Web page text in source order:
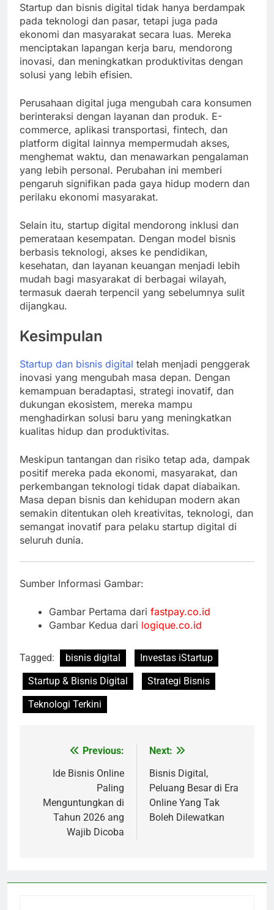
Startup dan bisnis digital tidak hanya berdampak
pada teknologi dan pasar, tetapi juga pada
ekonomi dan masyarakat secara luas. Mereka
menciptakan lapangan kerja baru, mendorong
inovasi, dan meningkatkan produktivitas dengan
solusi yang lebih efisien.
Perusahaan digital juga mengubah cara konsumen
berinteraksi dengan layanan dan produk. E-
commerce, aplikasi transportasi, fintech, dan
platform digital lainnya mempermudah akses,
menghemat waktu, dan menawarkan pengalaman
yang lebih personal. Perubahan ini memberi
pengaruh signifikan pada gaya hidup modern dan
perilaku ekonomi masyarakat.
Selain itu, startup digital mendorong inklusi dan
pemerataan kesempatan. Dengan model bisnis
berbasis teknologi, akses ke pendidikan,
kesehatan, dan layanan keuangan menjadi lebih
mudah bagi masyarakat di berbagai wilayah,
termasuk daerah terpencil yang sebelumnya sulit
dijangkau.
Kesimpulan
Startup dan bisnis digital telah menjadi penggerak
inovasi yang mengubah masa depan. Dengan
kemampuan beradaptasi, strategi inovatif, dan
dukungan ekosistem, mereka mampu
menghadirkan solusi baru yang meningkatkan
kualitas hidup dan produktivitas.
Meskipun tantangan dan risiko tetap ada, dampak
positif mereka pada ekonomi, masyarakat, dan
perkembangan teknologi tidak dapat diabaikan.
Masa depan bisnis dan kehidupan modern akan
semakin ditentukan oleh kreativitas, teknologi, dan
semangat inovatif para pelaku startup digital di
seluruh dunia.
Sumber Informasi Gambar:
Gambar Pertama dari fastpay.co.id
Gambar Kedua dari logique.co.id
Tagged: bisnis digital
Investas iStartup
Startup & Bisnis Digital
Strategi Bisnis
Teknologi Terkini
navigation
Previous:
Ide Bisnis Online
Paling
Menguntungkan di
Tahun 2026 ang
Wajib Dicoba
Next:
Bisnis Digital,
Peluang Besar di Era
Online Yang Tak
Boleh Dilewatkan